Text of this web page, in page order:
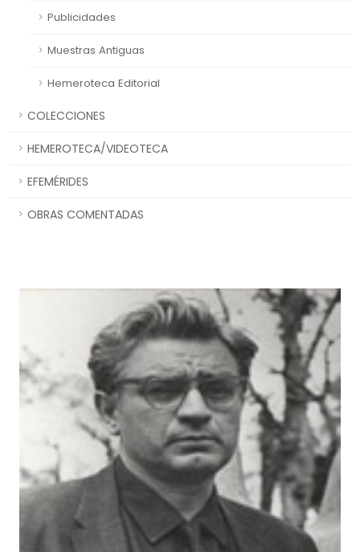
Publicidades
Muestras Antiguas
Hemeroteca Editorial
COLECCIONES
HEMEROTECA/VIDEOTECA
EFEMÉRIDES
OBRAS COMENTADAS